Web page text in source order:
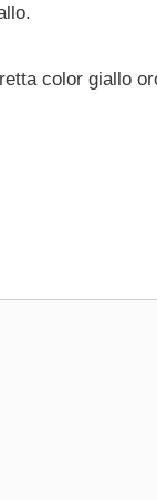
color giallo